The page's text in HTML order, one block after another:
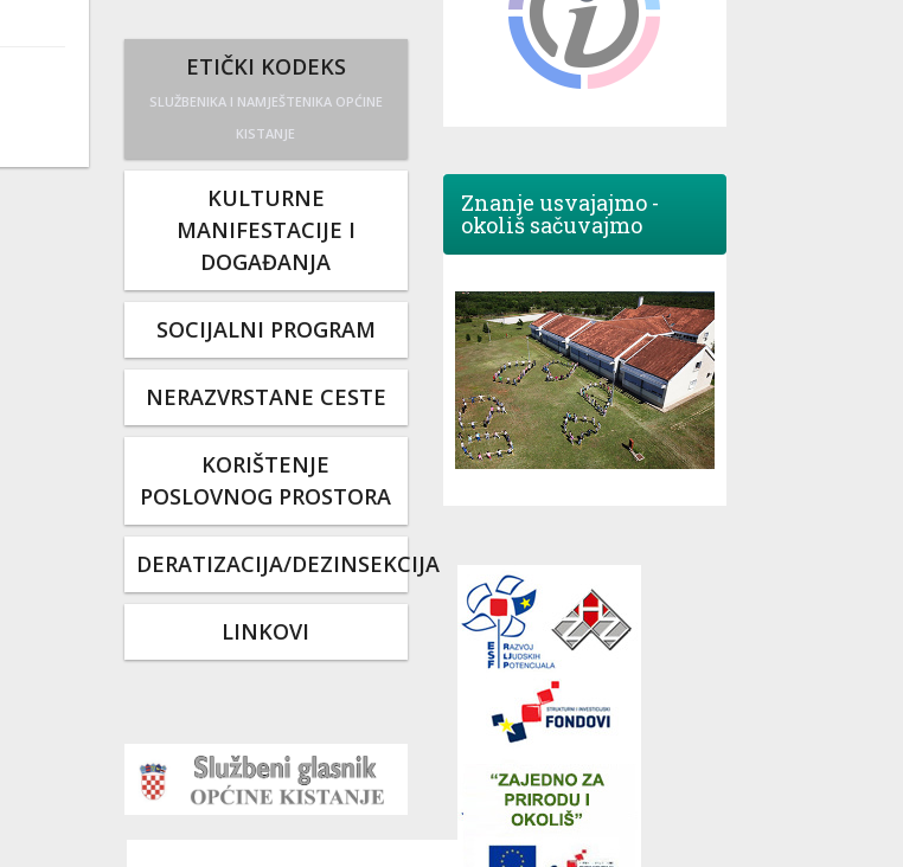
ETIČKI KODEKS
SLUŽBENIKA I NAMJEŠTENIKA OPĆINE
KISTANJE
KULTURNE
MANIFESTACIJE I
DOGAĐANJA
SOCIJALNI PROGRAM
NERAZVRSTANE CESTE
KORIŠTENJE
POSLOVNOG PROSTORA
DERATIZACIJA/DEZINSEKCIJA
LINKOVI
Znanje usvajajmo -
okoliš sačuvajmo